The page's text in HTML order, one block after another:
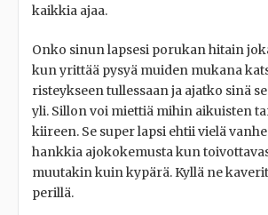
kaikkia ajaa.
Onko sinun lapsesi porukan hitain
kun yrittää pysyä muiden mukana
risteykseen tullessaan ja ajatko sinä
yli. Sillon voi miettiä mihin aikuisten
kiireen. Se super lapsi ehtii vielä
hankkia ajokokemusta kun
muutakin kuin kypärä. Kyllä ne
perillä.